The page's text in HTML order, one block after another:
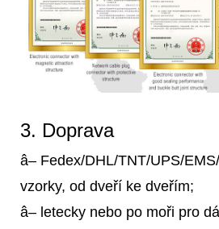
3. Doprava
â– Fedex/DHL/TNT/UPS/
vzorky, od dveří ke dveřím;
â– letecky nebo po moři pro